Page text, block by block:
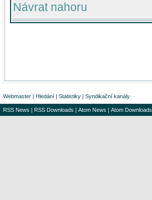
Návrat nahoru
Webmaster | Hledání | Statistiky | Syndikační kanály
RSS News | RSS Downloads | Atom News | Atom Downloads